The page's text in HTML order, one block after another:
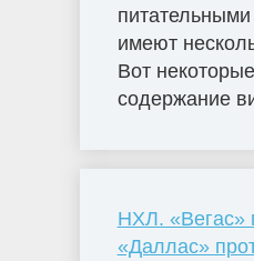
имеют
Вот
содержание
НХЛ. «Вегас»
«Даллас»